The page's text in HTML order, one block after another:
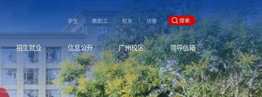
学生 教职工 校友 访客 搜索
招生就业 信息公开 广州校区 领导信箱